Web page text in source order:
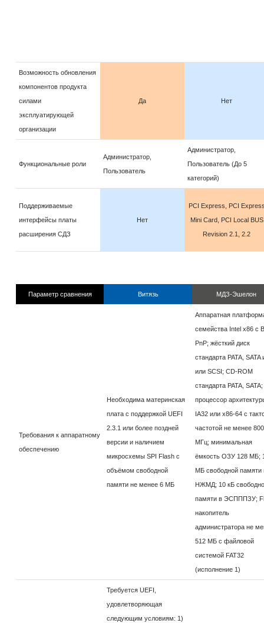
Возможность обновления
компонентов продукта
силами
эксплуатирующей
организации
Да Нет
Функциональные роли
Администратор,
Пользователь
Администратор,
Пользователь (До 5
категорий)
Поддерживаемые
интерфейсы платы
расширения СДЗ
Нет
PCI Express, PCI
Mini Card, PCI Local BUS
Revision 2.1, 2.2
Параметр сравнения Витязь МДЗ-Эшелон
Требования к аппаратному
обеспечению
Необходима материнская
плата с поддержкой UEFI
2.3.1 или более поздней
версии и наличием
микросхемы SPI Flash с
объёмом свободной
памяти не менее 6 МБ
Аппаратная
семейства Intel x86 c
PnP; жёсткий диск
стандарта PATA, SATA
или SCSI; CD-ROM
стандарта PATA, SATA;
процессор
IA32 или x86-64 c
частотой не менее 800
МГц; минимальная
ёмкость ОЗУ 128 МБ;
МБ свободной памяти
НЖМД; 10 кБ
памяти в ЭСПППЗУ;
накопитель
администратора не
512 МБ с файловой
системой FAT32
(исполнение 1)
Требуется UEFI,
удовлетворяющая
следующим условиям: 1)